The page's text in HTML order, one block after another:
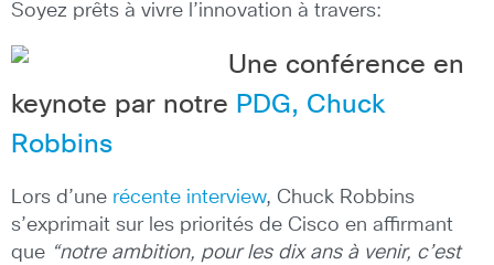
Soyez prêts à vivre l’innovation à travers:
Une conférence en
keynote par notre PDG, Chuck
Robbins
Lors d’une récente interview, Chuck Robbins
s’exprimait sur les priorités de Cisco en affirmant
que “notre ambition, pour les dix ans à venir, c’est